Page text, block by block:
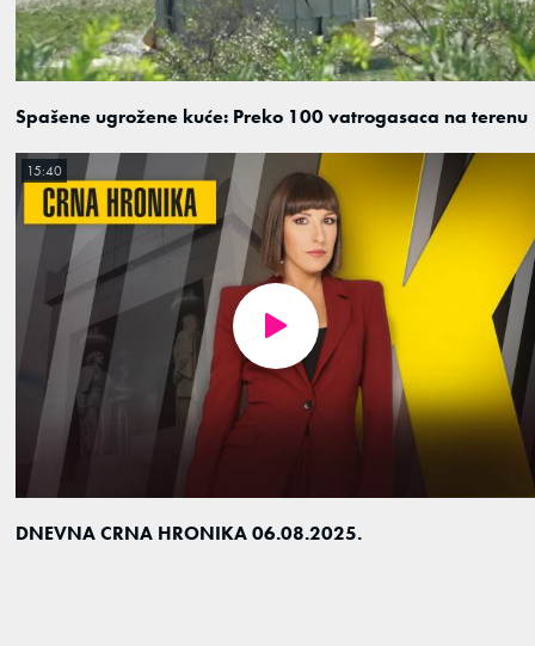
Spašene ugrožene kuće: Preko 100 vatrogasaca na terenu
DNEVNA CRNA HRONIKA 06.08.2025.
15:40